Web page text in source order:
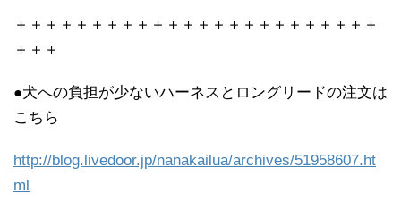
＋＋＋＋＋＋＋＋＋＋＋＋＋＋＋＋＋＋＋＋＋＋＋＋
＋＋＋
●犬への負担が少ないハーネスとロングリードの注文は
こちら
http://blog.livedoor.jp/nanakailua/archives/51958607.ht
ml